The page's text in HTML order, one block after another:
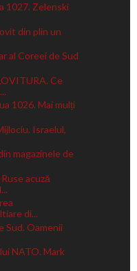
1027. Zelenski
din plin un
al Coreei de Sud
Ce
1026. Mai mulți
Israelul,
magazinele de
acuză
di...
Sud. Oamenii
NATO. Mark